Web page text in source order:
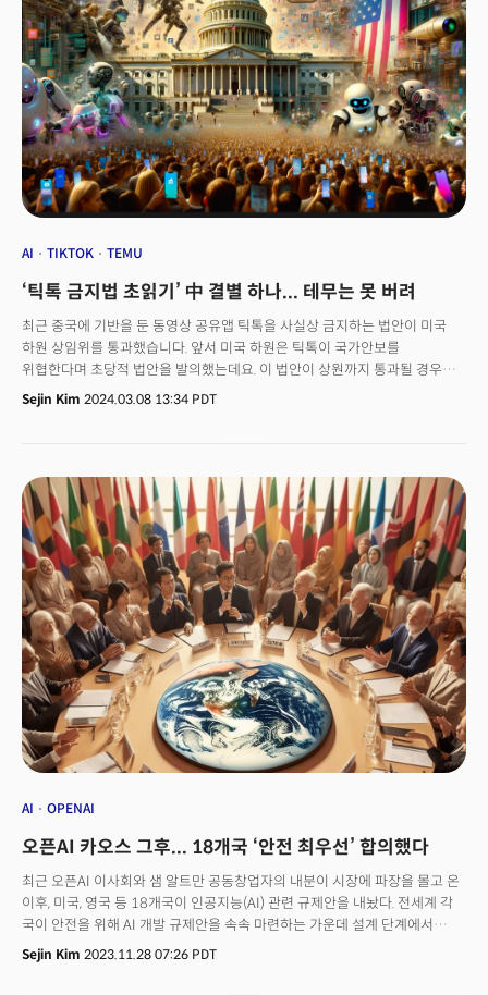
신호가 동시에 터져 나온데 따랐습니다. 워렌 버핏의 애플 주식 매각, 인공지능
(AI) 대장주인 엔비디아의 신제품인 블랙웰 출시가 기술적 문제로 지연될
가능성이 보도된 점 등이 겹쳤죠. 이런 분위기 속에서 AI 버블론에 무게가
실리고 있습니다. 이번 하락세가 일시적 현상일지, 추세일지 가늠하는 키 중
하나로 떠오르며 갑론을박은 계속되고 있는 상황입니다.
AI TIKTOK TEMU
‘틱톡 금지법 초읽기’ 中 결별 하나... 테무는 못 버려
최근 중국에 기반을 둔 동영상 공유앱 틱톡을 사실상 금지하는 법안이 미국
하원 상임위를 통과했습니다. 앞서 미국 하원은 틱톡이 국가안보를
위협한다며 초당적 법안을 발의했는데요. 이 법안이 상원까지 통과될 경우
업계는 물론 미∙중 관계에도 상당한 영향을 미칠 것으로 보입니다.현지시간
7일, 중국계 모기업인 바이트댄스의 완전매각 이전까지 미국 내 앱스토어에서
"틱톡은 미국인들의 위치 정보를 추적하지 않겠다고 했고, 미국 언론인들을
염탐하지 않겠다고 했었는데 그렇게 하지 않았다. 틱톡은 당신들(미국)을
감시하기 위한 중국공산당의 무기”라고 말했었죠.상임위를 통과한 법안은
발효될 가능성이 높습니다. 백악관과 하원의장이 찬성 입장을 밝혔기
때문입니다. 특히 11월 대선을 앞두고 있기 때문에 이를 반대하기가 쉽지
않습니다. 법안이 상·하원을 통과하고 백악관에서 거부하지 않으면, 발효 후
165일 이내에 바이트댄스는 틱톡을 매각하는 등의 조치를 취해야 합니다.
틱톡은 젊은 층을 중심으로 미국에서만 1억7000만명이 사용하고 있습니다.
👉 틱톡, 사용자에 호소이에 틱톡은 사용자에게 호소했습니다. 뉴욕타임스
(NYT)에 따르면 7일 오전부터 틱톡은 사용자들에게 ‘틱톡 셧다운을
막아주세요’라는 알림을 앱에 노출했습니다. 틱톡은 “의회는 1억7000만명
미국인의 표현의 자유에 대한 헌법상의 권리를 박탈할 틱톡 전면금지를
계획하고 있다”면서 “기업 수백만 곳에 피해를 주고, 수많은 창작자의 생계를
위협하며 예술가들의 관객을 거부하는 행위”라고 반발했습니다. 여기에는
국회의원들의 사무실은 전화 폭주로 마비가 될 지경에 이른 것으로
받았다고 말했고, 다른 보좌관은 자신의 사무실이 1000통이 넘는 전화를
받았다고 말했죠. 국회는 이번 법안이 틱톡을 전면 금지하는 것이 아니라고
강조했습니다. 틱톡이 중국 모회사와의 관계만 끊으면 정상적으로 사용할 수
있다는 것입니다.
Sejin Kim 2024.03.08 13:34 PDT
AI OPENAI
오픈AI 카오스 그후... 18개국 ‘안전 최우선’ 합의했다
최근 오픈AI 이사회와 샘 알트만 공동창업자의 내분이 시장에 파장을 몰고 온
이후, 미국, 영국 등 18개국이 인공지능(AI) 관련 규제안을 내놨다. 전세계 각
국이 안전을 위해 AI 개발 규제안을 속속 마련하는 가운데 설계 단계에서
'안전’을 최우선으로 한 최초의 세부 국제 합의안이다. 한국도 참여했다. 27일
(현지시각) 로이터통신 보도에 따르면 26일 미국, 영국 등 18개국은 국제
Sejin Kim 2023.11.28 07:26 PDT